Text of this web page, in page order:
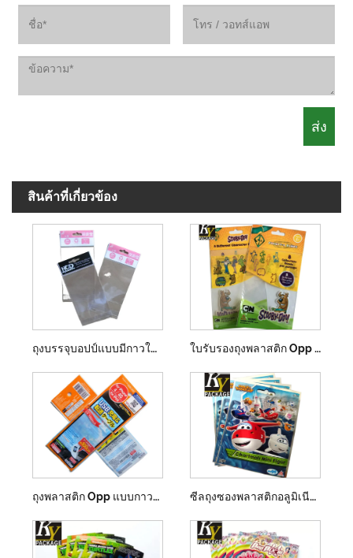
สินค้าที่เกี่ยวข้อง
ถุงบรรจุบอปป์แบบมีกาวในตัวพิมพ์ลาย ใบรับรองถุงพลาสติก Opp คุกกี้
ถุงพลาสติก Opp แบบกาวในตัวพร้อมส่วนหัว ซีลถุงซองพลาสติกอลูมิเนียมฟอยล์